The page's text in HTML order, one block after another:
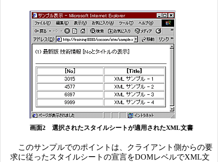
画面2 選択されたスタイルシートが適用されたXML文書
このサンプルでのポイントは、クライアント側からの要
求に従ったスタイルシートの宣言をDOMレベルでXML文